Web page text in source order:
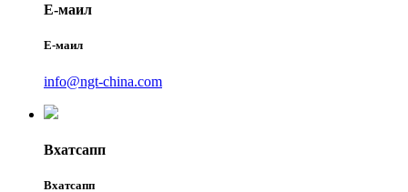
Е-маил
Е-маил
info@ngt-china.com
Вхатсапп
Вхатсапп